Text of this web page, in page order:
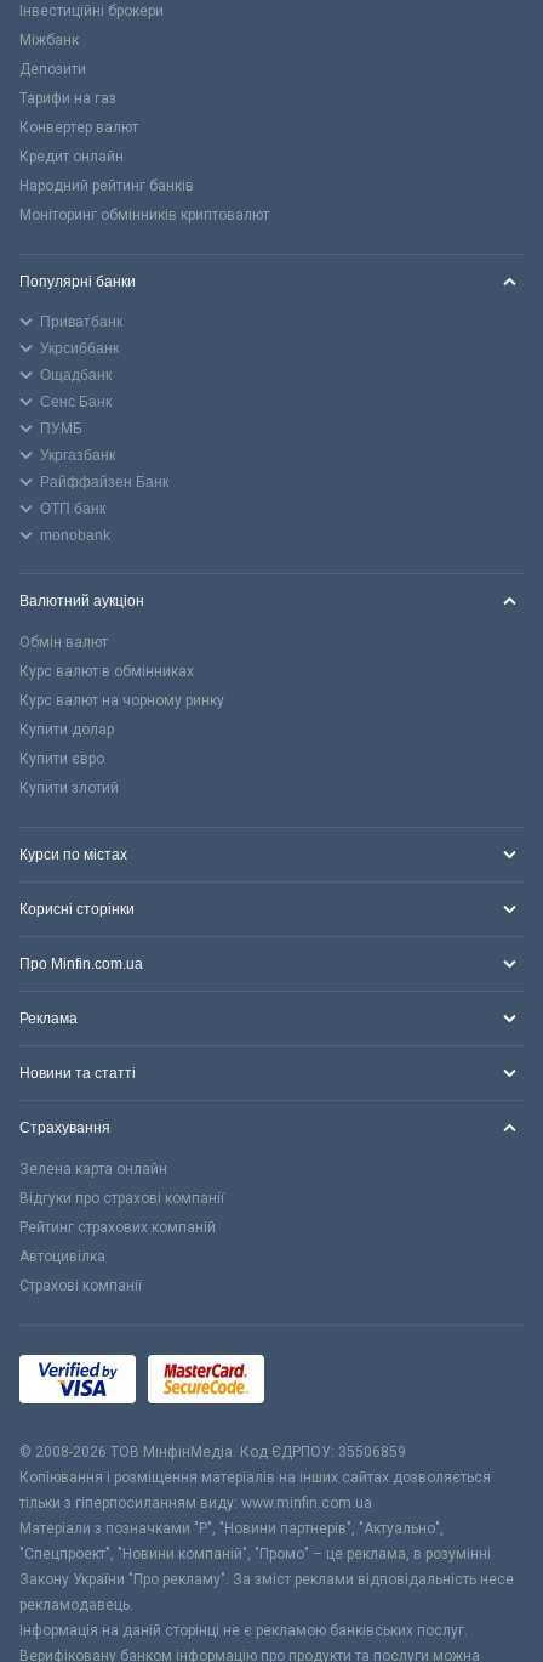
Інвестиційні брокери
Міжбанк
Депозити
Тарифи на газ
Конвертер валют
Кредит онлайн
Народний рейтинг банків
Моніторинг обмінників криптовалют
Популярні банки
Приватбанк
Укрсиббанк
Ощадбанк
Сенс Банк
ПУМБ
Укргазбанк
Райффайзен Банк
ОТП банк
monobank
Валютний аукціон
Обмін валют
Курс валют в обмінниках
Курс валют на чорному ринку
Купити долар
Купити євро
Купити злотий
Курси по містах
Корисні сторінки
Про Minfin.com.ua
Реклама
Новини та статті
Страхування
Зелена карта онлайн
Відгуки про страхові компанії
Рейтинг страхових компаній
Автоцивілка
Страхові компанії
© 2008-2026 ТОВ МiнфiнМедiа. Код ЄДРПОУ: 35506859
Копіювання і розміщення матеріалів на інших сайтах дозволяється
тільки з гіперпосиланням виду: www.minfin.com.ua
Матеріали з позначками "Р", "Новини партнерів", "Актуально",
"Спецпроект", "Новини компаній", "Промо" – це реклама, в розумінні
Закону України "Про рекламу". За зміст реклами відповідальність несе
рекламодавець.
Інформація на даній сторінці не є рекламою банківських послуг.
Верифіковану банком інформацію про продукти та послуги можна